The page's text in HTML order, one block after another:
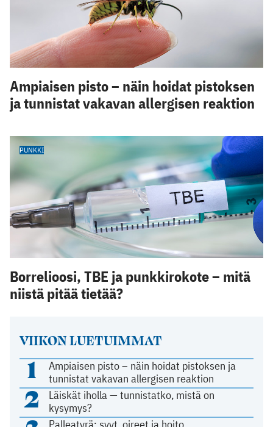
VIIKON LUETUIMMAT
1
Ampiaisen pisto – näin hoidat pistoksen ja
tunnistat vakavan allergisen reaktion
2
Läiskät iholla — tunnistatko, mistä on
kysymys?
Palleatyrä: syyt, oireet ja hoito
Ampiaisen pisto – näin hoidat pistoksen
ja tunnistat vakavan allergisen reaktion
PUNKKI
Borrelioosi, TBE ja punkkirokote – mitä
niistä pitää tietää?